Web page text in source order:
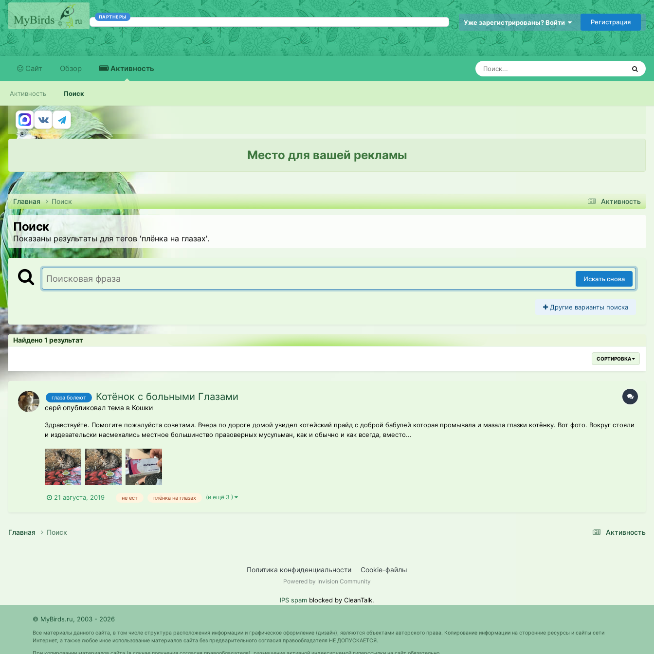
ПАРТНЕРЫ
Уже зарегистрированы? Войти Регистрация
Сайт Обзор Активность
Активность Поиск
Место для вашей рекламы
Активность
Главная Поиск
Поиск
Показаны результаты для тегов 'плёнка на глазах'.
Искать снова
Другие варианты поиска
Найдено 1 результат
СОРТИРОВКА
глаза болеют Котёнок с больными Глазами
серй опубликовал тема в Кошки
Здравствуйте. Помогите пожалуйста советами. Вчера по дороге домой увидел котейский прайд с доброй бабулей которая промывала и мазала глазки котёнку. Вот фото. Вокруг стояли
и издевательски насмехались местное большинство правоверных мусульман, как и обычно и как всегда, вместо...
21 августа, 2019 не ест плёнка на глазах (и ещё 3 )
Активность
Главная Поиск
Политика конфиденциальности Cookie-файлы
Powered by Invision Community
IPS spam blocked by CleanTalk.
© MyBirds.ru, 2003 - 2026
Все материалы данного сайта, в том числе структура расположения информации и графическое оформление (дизайн), являются объектами авторского права. Копирование информации на сторонние ресурсы и сайты сети
Интернет, а также любое иное использование материалов сайта без предварительного согласия правообладателя НЕ ДОПУСКАЕТСЯ.